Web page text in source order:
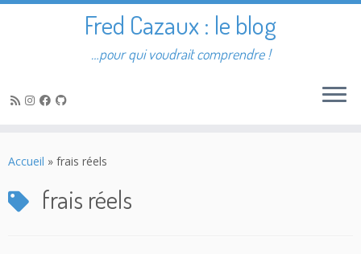
au
Fred Cazaux : le blog
…pour qui voudrait comprendre !
Accueil » frais réels
frais réels